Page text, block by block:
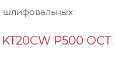
шлифовальных
P500 ОСТ